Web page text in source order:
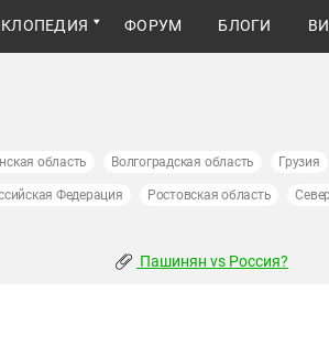
ФОРУМ БЛОГИ
область Волгоградская область Грузия
Федерация Ростовская область
Пашинян vs Россия?